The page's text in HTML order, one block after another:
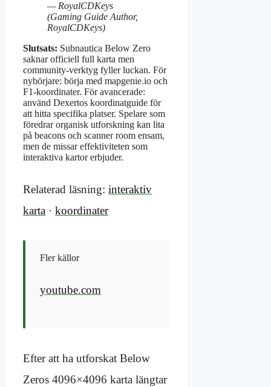
— RoyalCDKeys
(Gaming Guide Author,
RoyalCDKeys)
Slutsats: Subnautica Below Zero
saknar officiell full karta men
community-verktyg fyller luckan. För
nybörjare: börja med mapgenie.io och
F1-koordinater. För avancerade:
använd Dexertos koordinatguide för
att hitta specifika platser. Spelare som
föredrar organisk utforskning kan lita
på beacons och scanner room ensam,
men de missar effektiviteten som
interaktiva kartor erbjuder.
Relaterad läsning: interaktiv
karta · koordinater
Fler källor
youtube.com
Efter att ha utforskat Below
Zeros 4096×4096 karta längtar